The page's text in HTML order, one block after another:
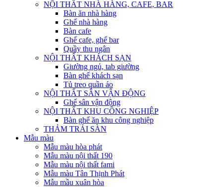
NỘI THẤT NHÀ HÀNG, CAFE, BAR
Bàn ăn nhà hàng
Ghế nhà hàng
Bàn cafe
Ghế cafe, ghế bar
Quầy thu ngân
NỘI THẤT KHÁCH SẠN
Giường ngủ, tab giường
Bàn ghế khách sạn
Tủ treo quần áo
NỘI THẤT SÂN VẬN ĐỘNG
Ghế sân vận động
NỘI THẤT KHU CÔNG NGHIỆP
Bàn ghế ăn khu công nghiệp
THẢM TRẢI SÀN
Mẫu màu
Mẫu màu hòa phát
Mẫu màu nội thất 190
Mẫu màu nội thất fami
Mẫu màu Tân Thịnh Phát
Mẫu mầu xuân hòa